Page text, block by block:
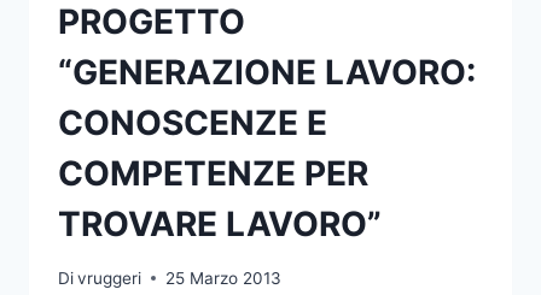
PROGETTO
“GENERAZIONE LAVORO:
CONOSCENZE E
COMPETENZE PER
TROVARE LAVORO”
Divruggeri 25 Marzo 2013